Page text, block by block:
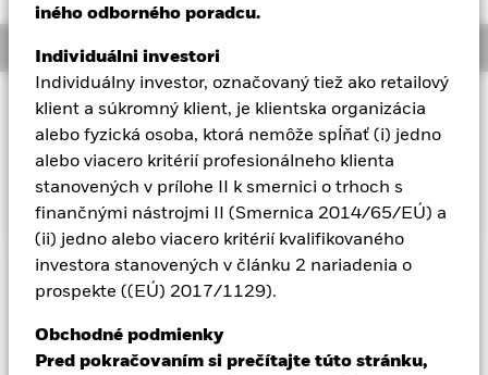
iného odborného poradcu.
Individuálni investori
Individuálny investor, označovaný tiež ako retailový
klient a súkromný klient, je klientska organizácia
alebo fyzická osoba, ktorá nemôže spĺňať (i) jedno
alebo viacero kritérií profesionálneho klienta
stanovených v prílohe II k smernici o trhoch s
finančnými nástrojmi II (Smernica 2014/65/EÚ) a
(ii) jedno alebo viacero kritérií kvalifikovaného
investora stanovených v článku 2 nariadenia o
prospekte ((EÚ) 2017/1129).
Obchodné podmienky
Pred pokračovaním si prečítajte túto stránku,
Overview
INVESTIČNÝ CIEĽ
Fond sa snaží sledovať výkonnosť indexu zloženého z
podnikových dlhopisov investičného stupňa
denominovaných v amerických dolároch.
Dôležitá informácia: Rizikový kapitál.
Investori nesmú získať späť pôvodne investovanú sumu.
Dôležité informácie:Dôležité informácie: Hodnota vašej